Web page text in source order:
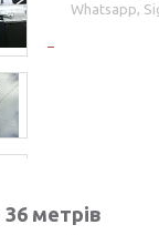
Whatsapp,
метрів